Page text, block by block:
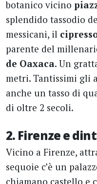
botanico vicino
splendido tassodio
messicani, il
parente del
de Oaxaca. Un
metri. Tantissimi gli
anche un tasso di
di oltre 2 secoli.
2. Firenze e
Vicino a Firenze,
sequoie c’è un
chiamano castello e